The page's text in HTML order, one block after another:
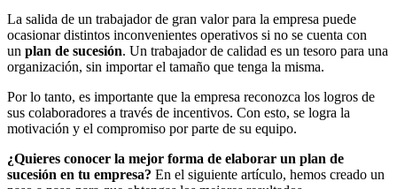
La salida de un trabajador de gran valor para la empresa puede
ocasionar distintos inconvenientes operativos si no se cuenta con
un plan de sucesión. Un trabajador de calidad es un tesoro para una
organización, sin importar el tamaño que tenga la misma.
Por lo tanto, es importante que la empresa reconozca los logros de
sus colaboradores a través de incentivos. Con esto, se logra la
motivación y el compromiso por parte de su equipo.
¿Quieres conocer la mejor forma de elaborar un plan de
sucesión en tu empresa? En el siguiente artículo, hemos creado un